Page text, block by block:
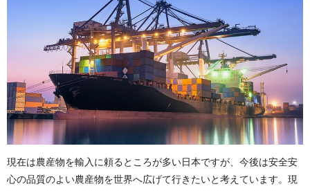
現在は農産物を輸入に頼るところが多い日本ですが、今後は安全安
心の品質のよい農産物を世界へ広げて行きたいと考えています。 現